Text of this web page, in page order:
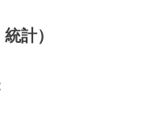
計）